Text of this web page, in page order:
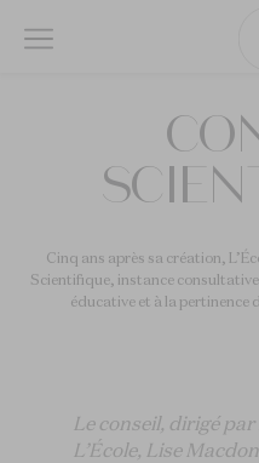
of
Cinq ans après sa création,
Scientifique, instance
éducative et à la pertinence
Le conseil, dirigé
L’École, Lise